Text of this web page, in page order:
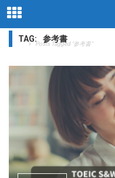
Home Posts Tagged "参考書"
TAG: 参考書